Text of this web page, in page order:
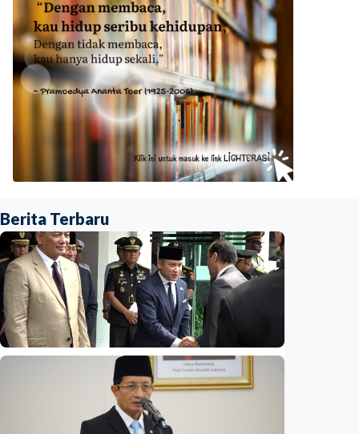
Berita Terbaru
Opini - Wacana 'reshuffle' Agustus,
wamenhan bakal diisi sipil? Pakar: Ancaman
hibrida butuh keahlian di luar militer